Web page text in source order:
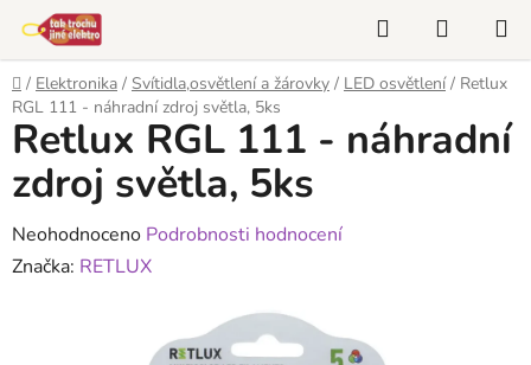
obsah
Hledat
KOŠÍK
Domů
/ Elektronika / Svítidla,osvětlení a žárovky / LED osvětlení / Retlux
RGL 111 - náhradní zdroj světla, 5ks
Retlux RGL 111 - náhradní
zdroj světla, 5ks
Průměrné
hodnocení
Neohodnoceno Podrobnosti hodnocení
Značka: RETLUX